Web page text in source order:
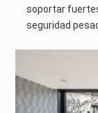
soportar
seguridad